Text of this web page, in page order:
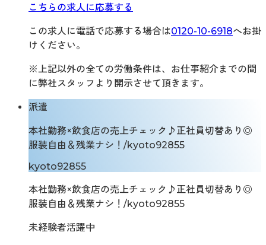
こちらの求人に応募する
この求人に電話で応募する場合は0120-10-6918へお掛
けください。
※上記以外の全ての労働条件は、お仕事紹介までの間
に弊社スタッフより開示させて頂きます。
派遣
本社勤務×飲食店の売上チェック♪正社員切替あり◎
服装自由＆残業ナシ！/kyoto92855
kyoto92855
本社勤務×飲食店の売上チェック♪正社員切替あり◎
服装自由＆残業ナシ！/kyoto92855
未経験者活躍中